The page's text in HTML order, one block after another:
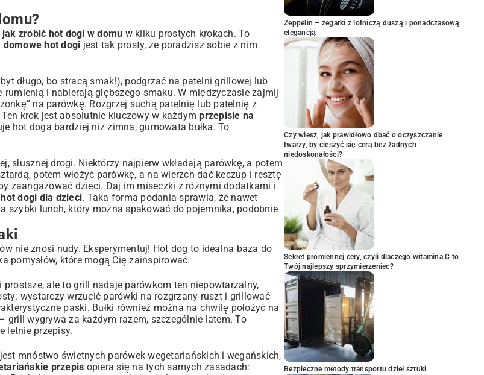
jak zrobić hot dogi w domu w kilku prostych krokach. To
domowe hot dogi jest tak prosty, że poradzisz sobie z nim
długo, bo stracą smak!), podgrzać na patelni grillowej lub
i nabierają głębszego smaku. W międzyczasie zajmij
na parówkę. Rozgrzej suchą patelnię lub patelnię z
krok jest absolutnie kluczowy w każdymprzepisie na
hot doga bardziej niż zimna, gumowata bułka. To
słusznej drogi. Niektórzy najpierw wkładają parówkę, a potem
potem włożyć parówkę, a na wierzch dać keczup i resztę
zaangażować dzieci. Daj im miseczki z różnymi dodatkami i
dogi dla dzieci. Taka forma podania sprawia, że nawet
szybki lunch, który można spakować do pojemnika, podobnie
nie znosi nudy. Eksperymentuj! Hot dog to idealna baza do
pomysłów, które mogą Cię zainspirować.
ale to grill nadaje parówkom ten niepowtarzalny,
wystarczy wrzucić parówki na rozgrzany ruszt i grillować
paski. Bułki również można na chwilę położyć na
grill wygrywa za każdym razem, szczególnie latem. To
letnie przepisy.
mnóstwo świetnych parówek wegetariańskich i wegańskich,
przepis opiera się na tych samych zasadach:
Zeppelin – zegarki z lotniczą duszą i ponadczasową
elegancją
Czy wiesz, jak prawidłowo dbać o oczyszczanie
twarzy, by cieszyć się cerą bez żadnych
niedoskonałości?
Sekret promiennej cery, czyli dlaczego witamina C to
Twój najlepszy sprzymierzeniec?
Bezpieczne metody transportu dzieł sztuki